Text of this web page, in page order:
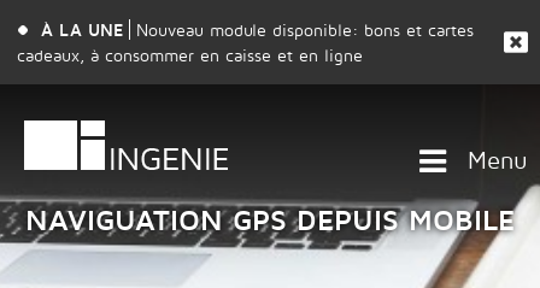
À LA UNE
Nouveau module disponible: bons et cartes
cadeaux, à consommer en caisse et en ligne
Menu
NAVIGUATION GPS DEPUIS MOBILE